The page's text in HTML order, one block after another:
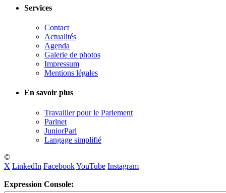
Services
Contact
Actualités
Agenda
Galerie de photos
Impressum
Mentions légales
En savoir plus
Travailler pour le Parlement
Parlnet
JuniorParl
Langage simplifié
©
X LinkedIn FacebookYouTube Instagram
Expression Console: